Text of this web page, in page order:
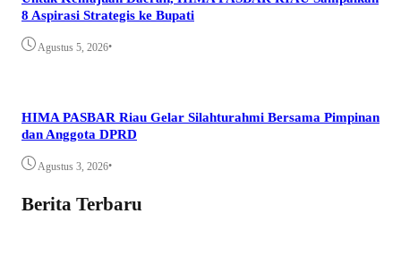
8 Aspirasi Strategis ke Bupati
Agustus 5, 2026•
HIMA PASBAR Riau Gelar Silahturahmi Bersama Pimpinan
dan Anggota DPRD
Agustus 3, 2026•
Berita Terbaru